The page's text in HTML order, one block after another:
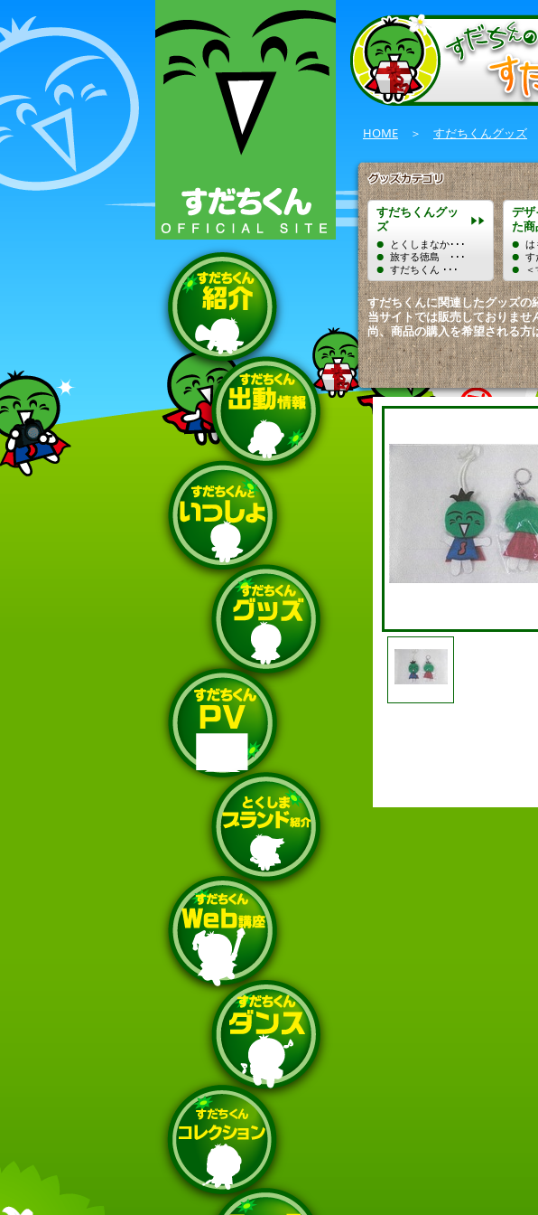
HOME ＞ すだちくんグッズ
すだちくんグッ
ズ
とくしまなか･･･
旅する徳島 ･･･
すだちくん ･･･
デザ
た商
は
す
すだちくんに関連したグッズの
当サイトでは販売しておりませ
尚、商品の購入を希望される